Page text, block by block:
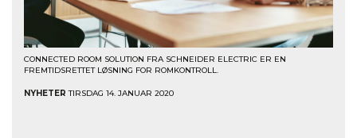
CONNECTED ROOM SOLUTION FRA SCHNEIDER ELECTRIC ER EN
FREMTIDSRETTET LØSNING FOR ROMKONTROLL.
NYHETER TIRSDAG 14. JANUAR 2020